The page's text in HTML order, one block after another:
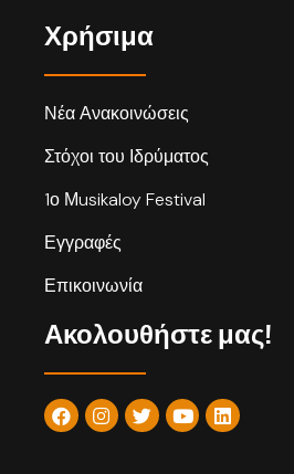
Χρήσιμα
Νέα Ανακοινώσεις
Στόχοι του Ιδρύματος
1ο Μusikaloy Festival
Εγγραφές
Επικοινωνία
Ακολουθήστε μας!